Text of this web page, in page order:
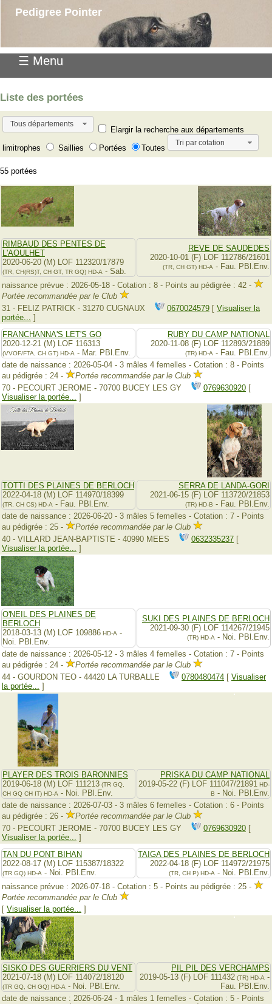
Pedigree Pointer
☰ Menu
Liste des portées
Tous départements
Elargir la recherche aux départements
limitrophes Saillies Portées Toutes
Tri par cotation
55 portées
RIMBAUD DES PENTES DE
L'AOULHET
2020-06-20 (M) LOF 112320/17879
(TR, CH(RS)T, CH GT, TR GQ) HD-A - Sab.
REVE DE SAUDEDES
2020-10-01 (F) LOF 112786/21601
(TR, CH GT) HD-A - Fau. PBl.Env.
naissance prévue : 2026-05-18 - Cotation : 8 - Points au pédigrée : 42 -
Portée recommandée par le Club
31 - FELIZ PATRICK - 31270 CUGNAUX
0670024579 [ Visualiser la
portée... ]
FRANCHANNA'S LET'S GO
2020-12-21 (M) LOF 116313
(VVOF/FTA, CH GT) HD-A - Mar. PBl.Env.
RUBY DU CAMP NATIONAL
2020-11-08 (F) LOF 112893/21889
(TR) HD-A - Fau. PBl.Env.
date de naissance : 2026-05-04 - 3 mâles 4 femelles - Cotation : 8 - Points
au pédigrée : 24 -
Portée recommandée par le Club
70 - PECOURT JEROME - 70700 BUCEY LES GY
0769630920 [
Visualiser la portée... ]
TOTTI DES PLAINES DE BERLOCH
2022-04-18 (M) LOF 114970/18399
(TR, CH CS) HD-A - Fau. PBl.Env.
SERRA DE LANDA-GORI
2021-06-15 (F) LOF 113720/21853
(TR) HD-B - Fau. PBl.Env.
date de naissance : 2026-06-20 - 3 mâles 5 femelles - Cotation : 7 - Points
au pédigrée : 25 -
Portée recommandée par le Club
40 - VILLARD JEAN-BAPTISTE - 40990 MEES
0632335237 [
Visualiser la portée... ]
O'NEIL DES PLAINES DE
BERLOCH
2018-03-13 (M) LOF 109886 HD-A -
Noi. PBl.Env.
SUKI DES PLAINES DE BERLOCH
2021-09-30 (F) LOF 114267/21945
(TR) HD-A - Noi. PBl.Env.
date de naissance : 2026-05-12 - 3 mâles 4 femelles - Cotation : 7 - Points
au pédigrée : 24 -
Portée recommandée par le Club
44 - GOURDON TEO - 44420 LA TURBALLE
0780480474 [ Visualiser
la portée... ]
PLAYER DES TROIS BARONNIES
2019-06-18 (M) LOF 111213 (TR GQ,
CH GQ CH IT) HD-A - Noi. PBl.Env.
PRISKA DU CAMP NATIONAL
2019-05-22 (F) LOF 111047/21891 HD-
B - Noi. PBl.Env.
date de naissance : 2026-07-03 - 3 mâles 6 femelles - Cotation : 6 - Points
au pédigrée : 26 -
Portée recommandée par le Club
70 - PECOURT JEROME - 70700 BUCEY LES GY
0769630920 [
Visualiser la portée... ]
TAN DU PONT BIHAN
2022-08-17 (M) LOF 115387/18322
(TR GQ) HD-A - Noi. PBl.Env.
TAIGA DES PLAINES DE BERLOCH
2022-04-18 (F) LOF 114972/21975
(TR, CH P) HD-A - Noi. PBl.Env.
naissance prévue : 2026-07-18 - Cotation : 5 - Points au pédigrée : 25 -
Portée recommandée par le Club
[ Visualiser la portée... ]
SISKO DES GUERRIERS DU VENT
2021-07-18 (M) LOF 114072/18120
(TR GQ, CH GQ) HD-A - Noi. PBl.Env.
PIL PIL DES VERCHAMPS
2019-05-13 (F) LOF 111432 (TR) HD-A -
Fau. PBl.Env.
date de naissance : 2026-06-24 - 1 mâles 1 femelles - Cotation : 5 - Points